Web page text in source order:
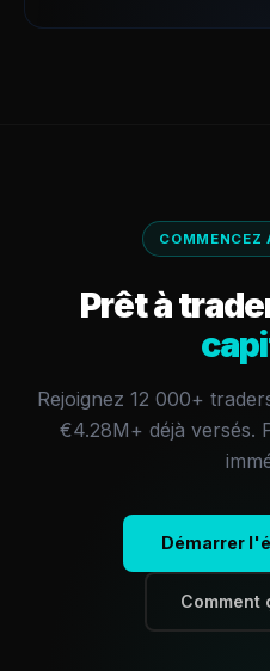
COMMENCEZ
Prêt à
Rejoignez 12 000+
€4.28M+ déjà versés.
Démarrer
Comment